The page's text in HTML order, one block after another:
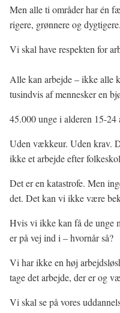
Men alle ti områder har én
rigere, grønnere og
Vi skal have respekten for
Alle kan arbejde – ikke alle
tusindvis af mennesker en
45.000 unge i alderen 15-
Uden vækkeur. Uden krav.
ikke et arbejde efter
Det er en katastrofe. Men
det. Det kan vi ikke være
Hvis vi ikke kan få de unge
er på vej ind i – hvornår så?
Vi har ikke en høj
tage det arbejde, der er og
Vi skal se på vores